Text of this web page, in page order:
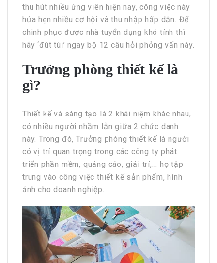
thu hút nhiều ứng viên hiện nay, công việc này
hứa hẹn nhiều cơ hội và thu nhập hấp dẫn. Để
chinh phục được nhà tuyển dụng khó tính thì
hãy ‘đút túi’ ngay bộ 12 câu hỏi phỏng vấn này.
Trưởng phòng thiết kế là
gì?
Thiết kế và sáng tạo là 2 khái niệm khác nhau,
có nhiều người nhầm lẫn giữa 2 chức danh
này. Trong đó, Trưởng phòng thiết kế là người
có vị trí quan trọng trong các công ty phát
triển phần mềm, quảng cáo, giải trí,... họ tập
trung vào công việc thiết kế sản phẩm, hình
ảnh cho doanh nghiệp.